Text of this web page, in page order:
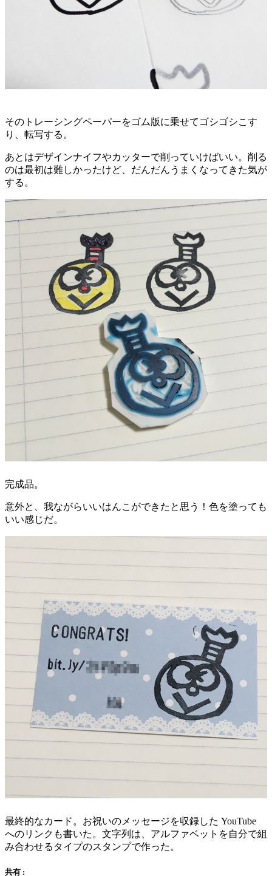
そのトレーシングペーパーをゴム版に乗せてゴシゴシこす
り、転写する。
あとはデザインナイフやカッターで削っていけばいい。削る
のは最初は難しかったけど、だんだんうまくなってきた気が
する。
完成品。
意外と、我ながらいいはんこができたと思う！色を塗っても
いい感じだ。
最終的なカード。お祝いのメッセージを収録した YouTube
へのリンクも書いた。文字列は、アルファベットを自分で組
み合わせるタイプのスタンプで作った。
共有 :